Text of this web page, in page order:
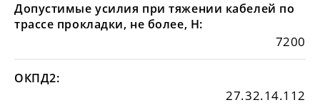
Допустимые усилия при тяжении кабелей по
трассе прокладки, не более, Н:
7200
ОКПД2:
27.32.14.112